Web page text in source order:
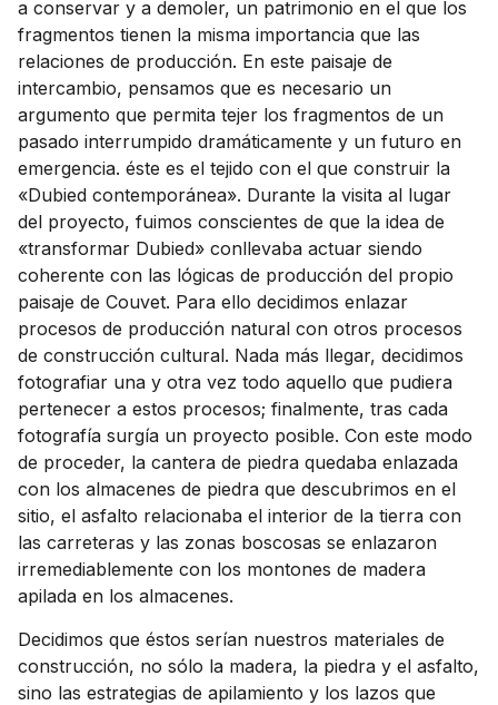
a conservar y a demoler, un patrimonio en el que los
fragmentos tienen la misma importancia que las
relaciones de producción. En este paisaje de
intercambio, pensamos que es necesario un
argumento que permita tejer los fragmentos de un
pasado interrumpido dramáticamente y un futuro en
emergencia. éste es el tejido con el que construir la
«Dubied contemporánea». Durante la visita al lugar
del proyecto, fuimos conscientes de que la idea de
«transformar Dubied» conllevaba actuar siendo
coherente con las lógicas de producción del propio
paisaje de Couvet. Para ello decidimos enlazar
procesos de producción natural con otros procesos
de construcción cultural. Nada más llegar, decidimos
fotografiar una y otra vez todo aquello que pudiera
pertenecer a estos procesos; finalmente, tras cada
fotografía surgía un proyecto posible. Con este modo
de proceder, la cantera de piedra quedaba enlazada
con los almacenes de piedra que descubrimos en el
sitio, el asfalto relacionaba el interior de la tierra con
las carreteras y las zonas boscosas se enlazaron
irremediablemente con los montones de madera
apilada en los almacenes.
Decidimos que éstos serían nuestros materiales de
construcción, no sólo la madera, la piedra y el asfalto,
sino las estrategias de apilamiento y los lazos que